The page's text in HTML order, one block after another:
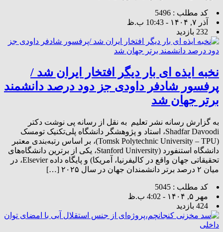
کد مطلب : 5496
آذر ۷, ۱۴۰۴ - 10:43 ب.ظ
232 بازدید
نخبه ایذه ای بار دیگر افتخار ایران شد /
پرفسور شادفر داودی جز دود درصد دانشمند
برتر جهان شد
به گزارش رسانه نشر تعلیم به نقل از رسانه پی نوشت دکتر
Shadfar Davoodi، استاد و پژوهشگر دانشگاه پلی‌تکنیک تومسک
(Tomsk Polytechnic University – TPU)، بر اساس رتبه‌بندی معتبر
دانشگاه استنفورد (Stanford University، یکی از برترین دانشگاه‌های
تحقیقاتی جهان واقع در کالیفرنیا، آمریکا) و پایگاه داده Elsevier، در
میان ۲ درصد برتر دانشمندان جهان در سال ۲۰۲۵ […]
کد مطلب : 5045
مهر ۵, ۱۴۰۴ - 4:02 ب.ظ
424 بازدید